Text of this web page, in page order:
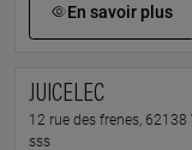
En savoir plus
JUICELEC
12 rue des frenes, 62138
sss